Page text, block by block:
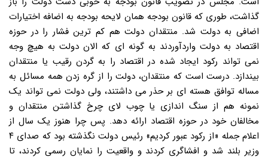
گذاشت، طوری که قانون بودجه همان لایحه بودجه به اضافه اختیارات
اضافی به دولت شد. منتقدان دولت هم کم ترین فشار را در حوزه
اقتصاد به دولت واردآوردند به گونه ای که الان دولت به هیچ وجه
نمی تواند رکود ایجاد شده در اقتصاد را به گردن رقیب یا منتقدان
بیندازد. درست است که منتقدان، دولت را از گره زدن همه مسائل به
مساله توافق هسته ای بر حذر می داشتند، ولی دولت نمی تواند یک
نمونه هم از سنگ اندازی یا چوب لای چرخ گذاشتن منتقدان و
مخالفان خود در حوزه اقتصاد ارائه دهد. پس چرا هنوز یک سال از
اعلام جمله «از رکود عبور کردیم» رئیس دولت نگذشته بود که صدای ۴
وزیر بلند شد و افشاگری کردند و واقعیت را نمایان رسمی کردند، تا